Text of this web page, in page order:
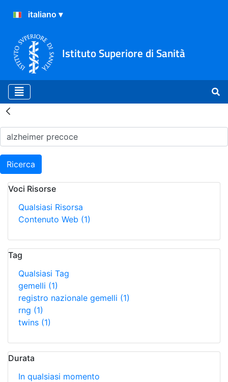
Istituto Superiore di Sanità
Risultati della Ricerca -
Ricerca
Voci Risorse
Qualsiasi Risorsa
Contenuto Web (1)
Tag
Qualsiasi Tag
gemelli (1)
registro nazionale gemelli (1)
rng (1)
twins (1)
Durata
In qualsiasi momento